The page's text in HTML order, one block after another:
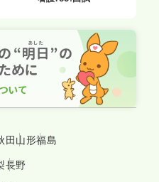
田山形福島
長野